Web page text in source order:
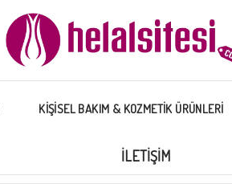
KİŞİSEL BAKIM & KOZMETİK ÜRÜNLERİ
İLETIŞIM